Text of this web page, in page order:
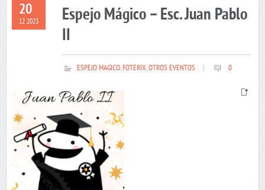
20
12 2023
Espejo Mágico – Esc. Juan Pablo
II
ESPEJO MAGICO,FOTERIX,OTROS EVENTOS 0